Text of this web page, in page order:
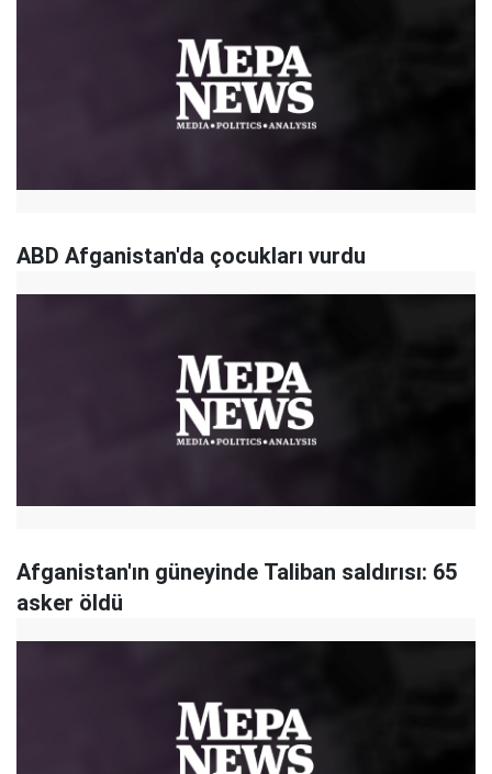
ABD Afganistan'da çocukları vurdu
Afganistan'ın güneyinde Taliban saldırısı: 65
asker öldü